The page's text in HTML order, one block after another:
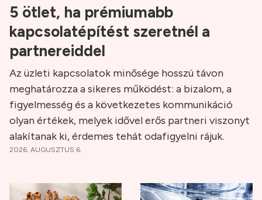
5 ötlet, ha prémiumabb
kapcsolatépítést szeretnél a
partnereiddel
Az üzleti kapcsolatok minősége hosszú távon
meghatározza a sikeres működést: a bizalom, a
figyelmesség és a következetes kommunikáció
olyan értékek, melyek idővel erős partneri viszonyt
alakítanak ki, érdemes tehát odafigyelni rájuk.
2026. AUGUSZTUS 6.